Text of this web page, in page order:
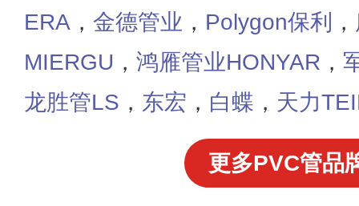
和自治区。
ERA ， 金德管业 ， Polygon保利 ，
MIERGU ， 鸿雁管业HONYAR ，
龙胜管LS ， 东宏 ， 白蝶 ， 天力
更多PVC管品